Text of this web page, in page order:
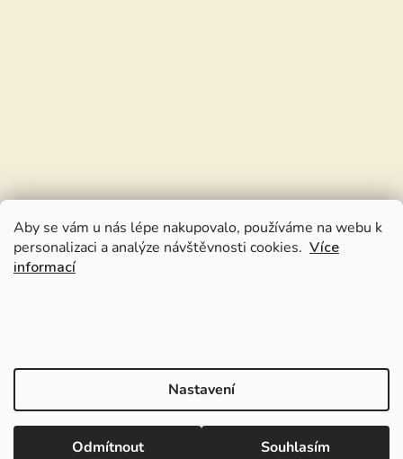
Aby se vám u nás lépe nakupovalo, používáme na webu k
personalizaci a analýze návštěvnosti cookies. Více
informací
Nastavení
Odmítnout Souhlasím